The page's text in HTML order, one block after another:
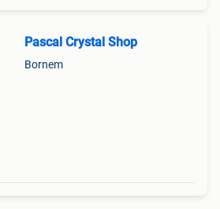
Pascal Crystal Shop
Bornem